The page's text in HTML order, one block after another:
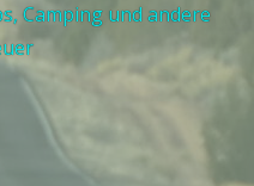
Camping und andere